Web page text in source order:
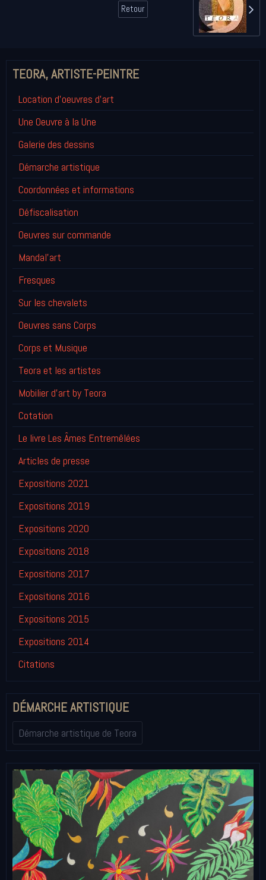
Retour
TEORA, ARTISTE-PEINTRE
Location d'oeuvres d'art
Une Oeuvre à la Une
Galerie des dessins
Démarche artistique
Coordonnées et informations
Défiscalisation
Oeuvres sur commande
Mandal'art
Fresques
Sur les chevalets
Oeuvres sans Corps
Corps et Musique
Teora et les artistes
Mobilier d'art by Teora
Cotation
Le livre Les Âmes Entremêlées
Articles de presse
Expositions 2021
Expositions 2019
Expositions 2020
Expositions 2018
Expositions 2017
Expositions 2016
Expositions 2015
Expositions 2014
Citations
DÉMARCHE ARTISTIQUE
Démarche artistique de Teora